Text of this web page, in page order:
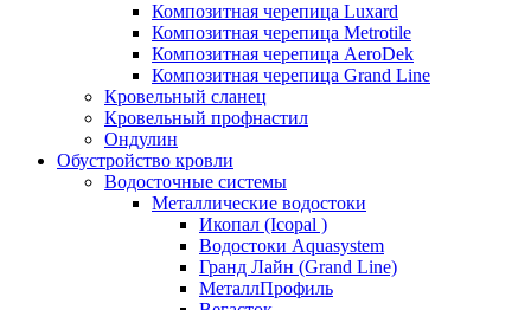
Композитная черепица Luxard
Композитная черепица Metrotile
Композитная черепица AeroDek
Композитная черепица Grand Line
Кровельный сланец
Кровельный профнастил
Ондулин
Обустройство кровли
Водосточные системы
Металлические водостоки
Икопал (Icopal )
Водостоки Aquasystem
Гранд Лайн (Grand Line)
МеталлПрофиль